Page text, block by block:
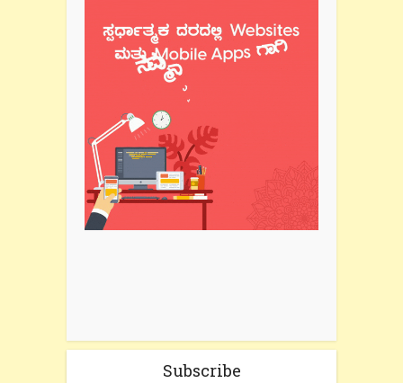
Subscribe